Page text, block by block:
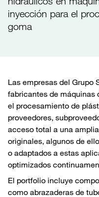
inyección para el
goma
Las empresas del Grupo
fabricantes de máquinas
el procesamiento de
proveedores,
acceso total a una
originales, algunos de
o adaptados a estas
optimizados
El portfolio incluye
como abrazaderas de